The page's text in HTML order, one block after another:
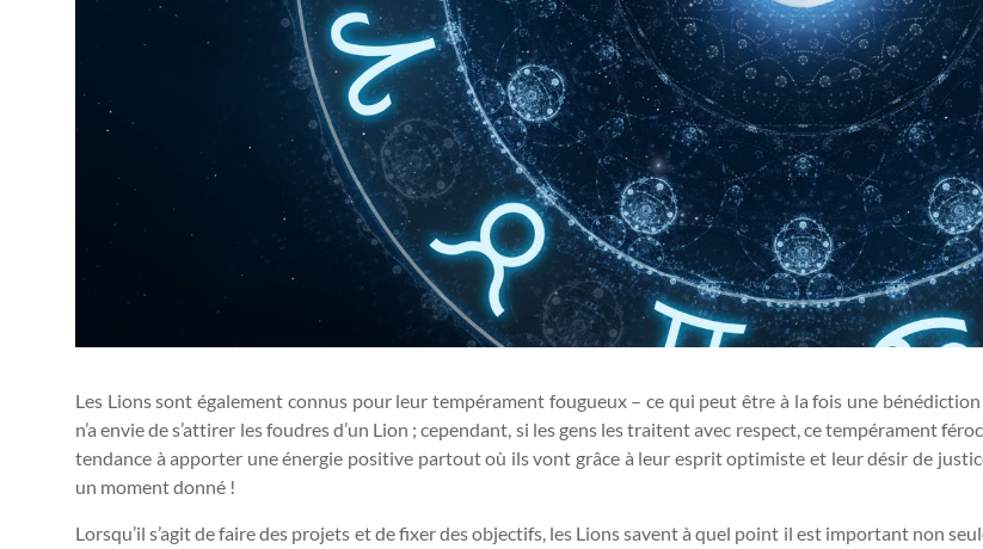
Les Lions sont également connus pour leur tempérament fougueux – ce qui peut être à la fois une
n’a envie de s’attirer les foudres d’un Lion ; cependant, si les gens les traitent avec respect, ce tempérament
tendance à apporter une énergie positive partout où ils vont grâce à leur esprit optimiste et leur désir de
un moment donné !
Lorsqu’il s’agit de faire des projets et de fixer des objectifs, les Lions savent à quel point il est important non